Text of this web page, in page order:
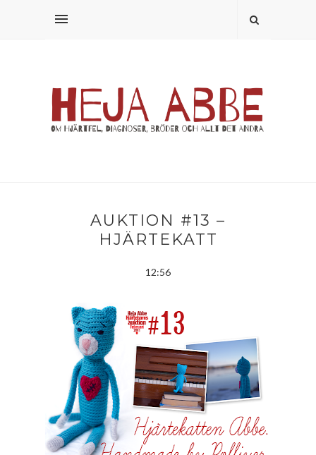
AUKTION #13 –
HJÄRTEKATT
12:56